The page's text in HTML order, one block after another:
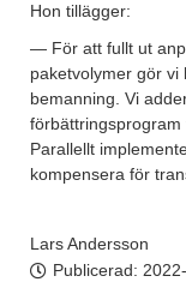
Hon tillägger:
— För att fullt ut
paketvolymer gör
bemanning. Vi
förbättringsprogram
Parallellt
kompensera för
Lars Andersson
Publicerad: